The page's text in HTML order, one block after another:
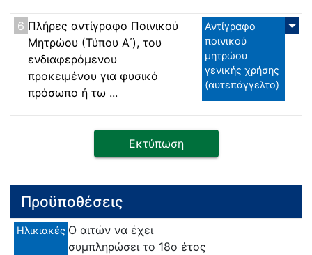
6 Πλήρες αντίγραφο Ποινικού
Μητρώου (Τύπου Α΄), του
ενδιαφερόμενου
προκειμένου για φυσικό
πρόσωπο ή τω ...
Αντίγραφο
ποινικού
μητρώου
γενικής χρήσης
(αυτεπάγγελτο)
Εκτύπωση
Προϋποθέσεις
Ηλικιακές Ο αιτών να έχει
συμπληρώσει το 18ο έτος